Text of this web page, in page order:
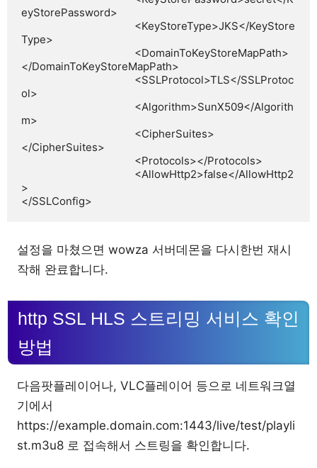
eyStorePassword>
Type>
</DomainToKeyStoreMapPath>
ol>
m>
</CipherSuites>
>
</SSLConfig>
설정을 마쳤으면 wowza 서버데몬을 다시한번 재시
작해 완료합니다.
http SSL HLS 스트리밍 서비스 확인
방법
다음팟플레이어나, VLC플레이어 등으로 네트워크열
기에서
https://example.domain.com:1443/live/test/playli
st.m3u8 로 접속해서 스트링을 확인합니다.